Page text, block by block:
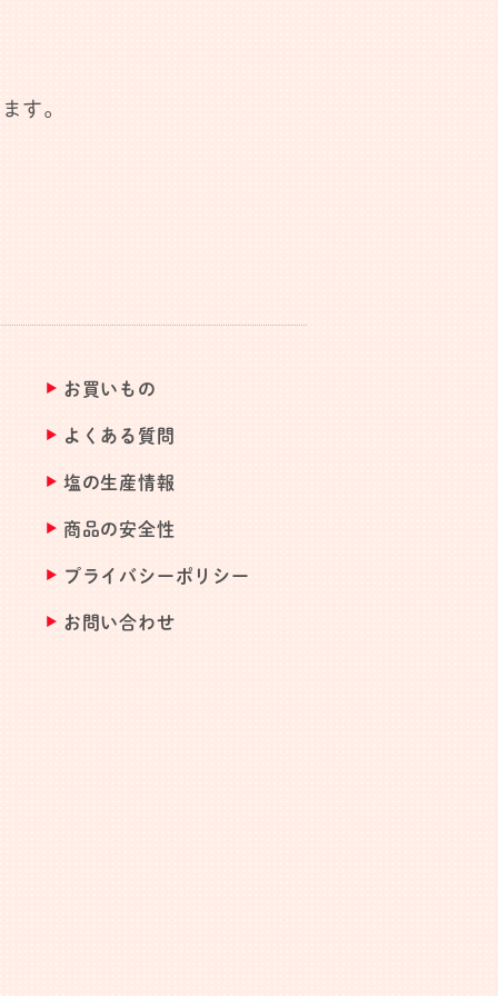
す。
お買いもの
よくある質問
塩の生産情報
商品の安全性
プライバシーポリシー
お問い合わせ